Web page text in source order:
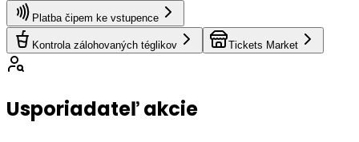
Platba čipem ke vstupence
Kontrola zálohovaných téglikov Tickets Market
Usporiadateľ akcie